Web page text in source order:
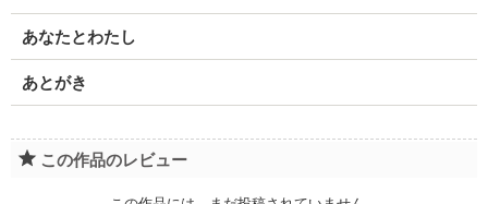
あなたとわたし
あとがき
この作品のレビュー